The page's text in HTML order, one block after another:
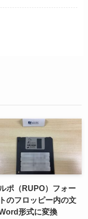
ポ（RUPO）フォー
のフロッピー内の文
形式に変換